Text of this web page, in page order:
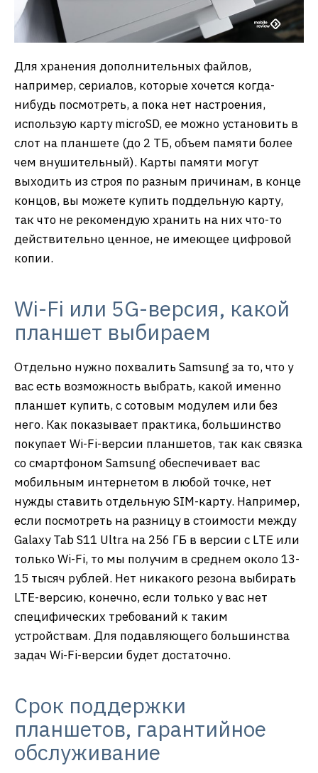
Для хранения дополнительных файлов,
например, сериалов, которые хочется когда-
нибудь посмотреть, а пока нет настроения,
использую карту microSD, ее можно установить в
слот на планшете (до 2 ТБ, объем памяти более
чем внушительный). Карты памяти могут
выходить из строя по разным причинам, в конце
концов, вы можете купить поддельную карту,
так что не рекомендую хранить на них что-то
действительно ценное, не имеющее цифровой
копии.
Wi-Fi или 5G-версия, какой
планшет выбираем
Отдельно нужно похвалить Samsung за то, что у
вас есть возможность выбрать, какой именно
планшет купить, с сотовым модулем или без
него. Как показывает практика, большинство
покупает Wi-Fi-версии планшетов, так как связка
со смартфоном Samsung обеспечивает вас
мобильным интернетом в любой точке, нет
нужды ставить отдельную SIM-карту. Например,
если посмотреть на разницу в стоимости между
Galaxy Tab S11 Ultra на 256 ГБ в версии с LTE или
только Wi-Fi, то мы получим в среднем около 13-
15 тысяч рублей. Нет никакого резона выбирать
LTE-версию, конечно, если только у вас нет
специфических требований к таким
устройствам. Для подавляющего большинства
задач Wi-Fi-версии будет достаточно.
Срок поддержки
планшетов, гарантийное
обслуживание